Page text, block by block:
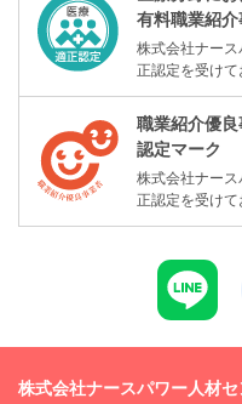
有料職業紹
株式会社ナー
正認定を受けて
職業紹介優
認定マーク
株式会社ナー
正認定を受けて
株式会社ナースパワー人材